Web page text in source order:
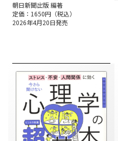
朝日新聞出版 編著
定価：1650円（税込）
2026年4月20日発売